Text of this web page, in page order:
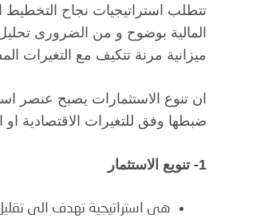
تتطلب استراتيجيات نجاح التخطيط
المالية بوضوح و من الضرورى
ميزانية مرنة تتكيف مع التغيرات
ان تنوع الاستثمارات يصبح عنصر
ضبطها وفق للتغيرات الاقتصادية
1- تنويع الاستثمار
هى استراتيجية تهدف الى